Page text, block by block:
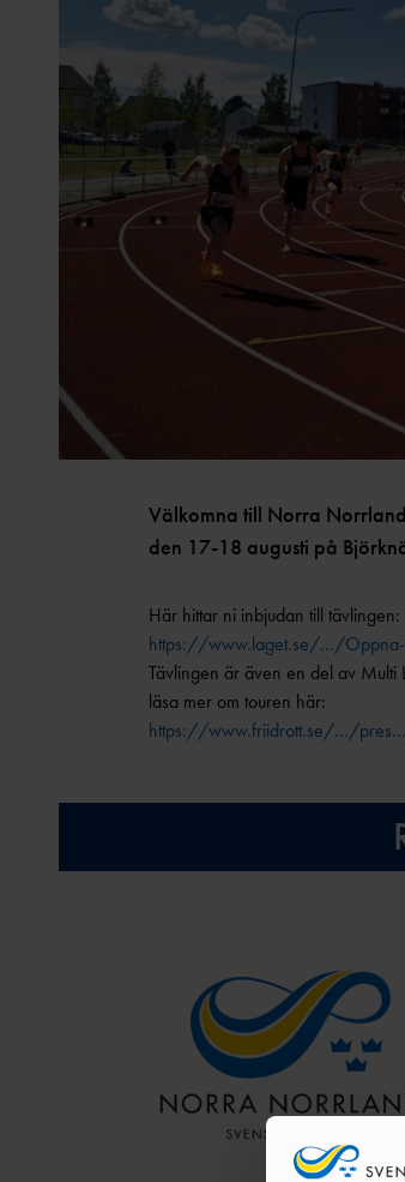
Välkomna till Norra
den 17-18 augusti på
Här hittar ni inbjudan till tävlingen:
https://www.laget.se/.../Oppna-
Tävlingen är även en del av
läsa mer om touren här:
https://www.friidrott.se/.../